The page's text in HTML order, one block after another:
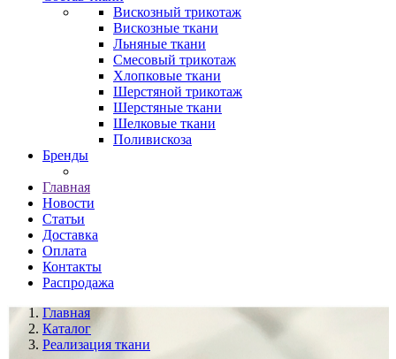
Вискозный трикотаж
Вискозные ткани
Льняные ткани
Смесовый трикотаж
Хлопковые ткани
Шерстяной трикотаж
Шерстяные ткани
Шелковые ткани
Поливискоза
Бренды
Главная
Новости
Статьи
Доставка
Оплата
Контакты
Распродажа
Главная
Каталог
Реализация ткани